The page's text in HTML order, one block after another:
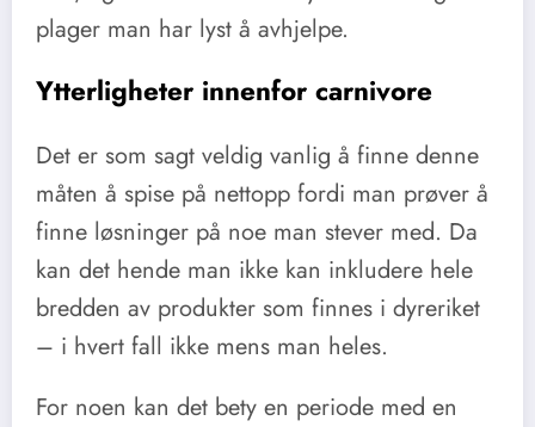
plager man har lyst å avhjelpe.
Ytterligheter innenfor carnivore
Det er som sagt veldig vanlig å finne denne
måten å spise på nettopp fordi man prøver å
finne løsninger på noe man stever med. Da
kan det hende man ikke kan inkludere hele
bredden av produkter som finnes i dyreriket
– i hvert fall ikke mens man heles.
For noen kan det bety en periode med en